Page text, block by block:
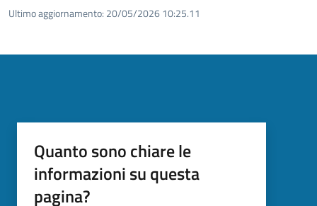
Ultimo aggiornamento: 20/05/2026 10:25.11
Quanto sono chiare le
informazioni su questa
pagina?